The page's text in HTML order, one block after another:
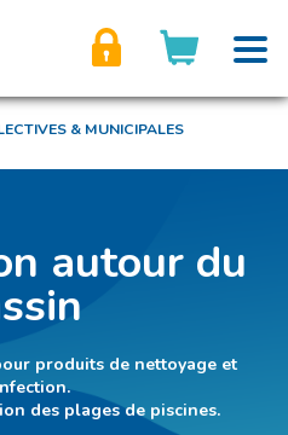
& MUNICIPALES
autour du
produits de nettoyage et
des plages de piscines.